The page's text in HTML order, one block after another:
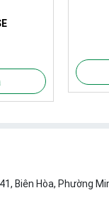
Biên Hòa, Phường